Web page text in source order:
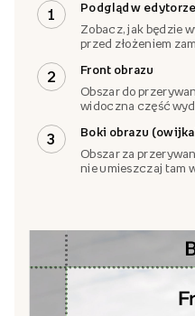
1
Podgląd w edytorze
Zobacz, jak będzie
przed złożeniem
2
Front obrazu
Obszar do
widoczna część
3
Boki obrazu
Obszar za
nie umieszczaj tam